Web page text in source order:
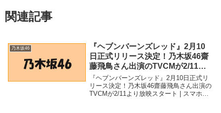
関連記事
乃木坂46
『ヘブンバーンズレッド』2月10
日正式リリース決定！乃木坂46齋
藤飛鳥さん出演のTVCMが2/11よ
り放映スタート | スマホゲーム情
報ならファミ通App – ファミ通
App
『ヘブンバーンズレッド』2月10日正式リ
リース決定！乃木坂46齋藤飛鳥さん出演の
TVCMが2/11より放映スタート | スマホゲ